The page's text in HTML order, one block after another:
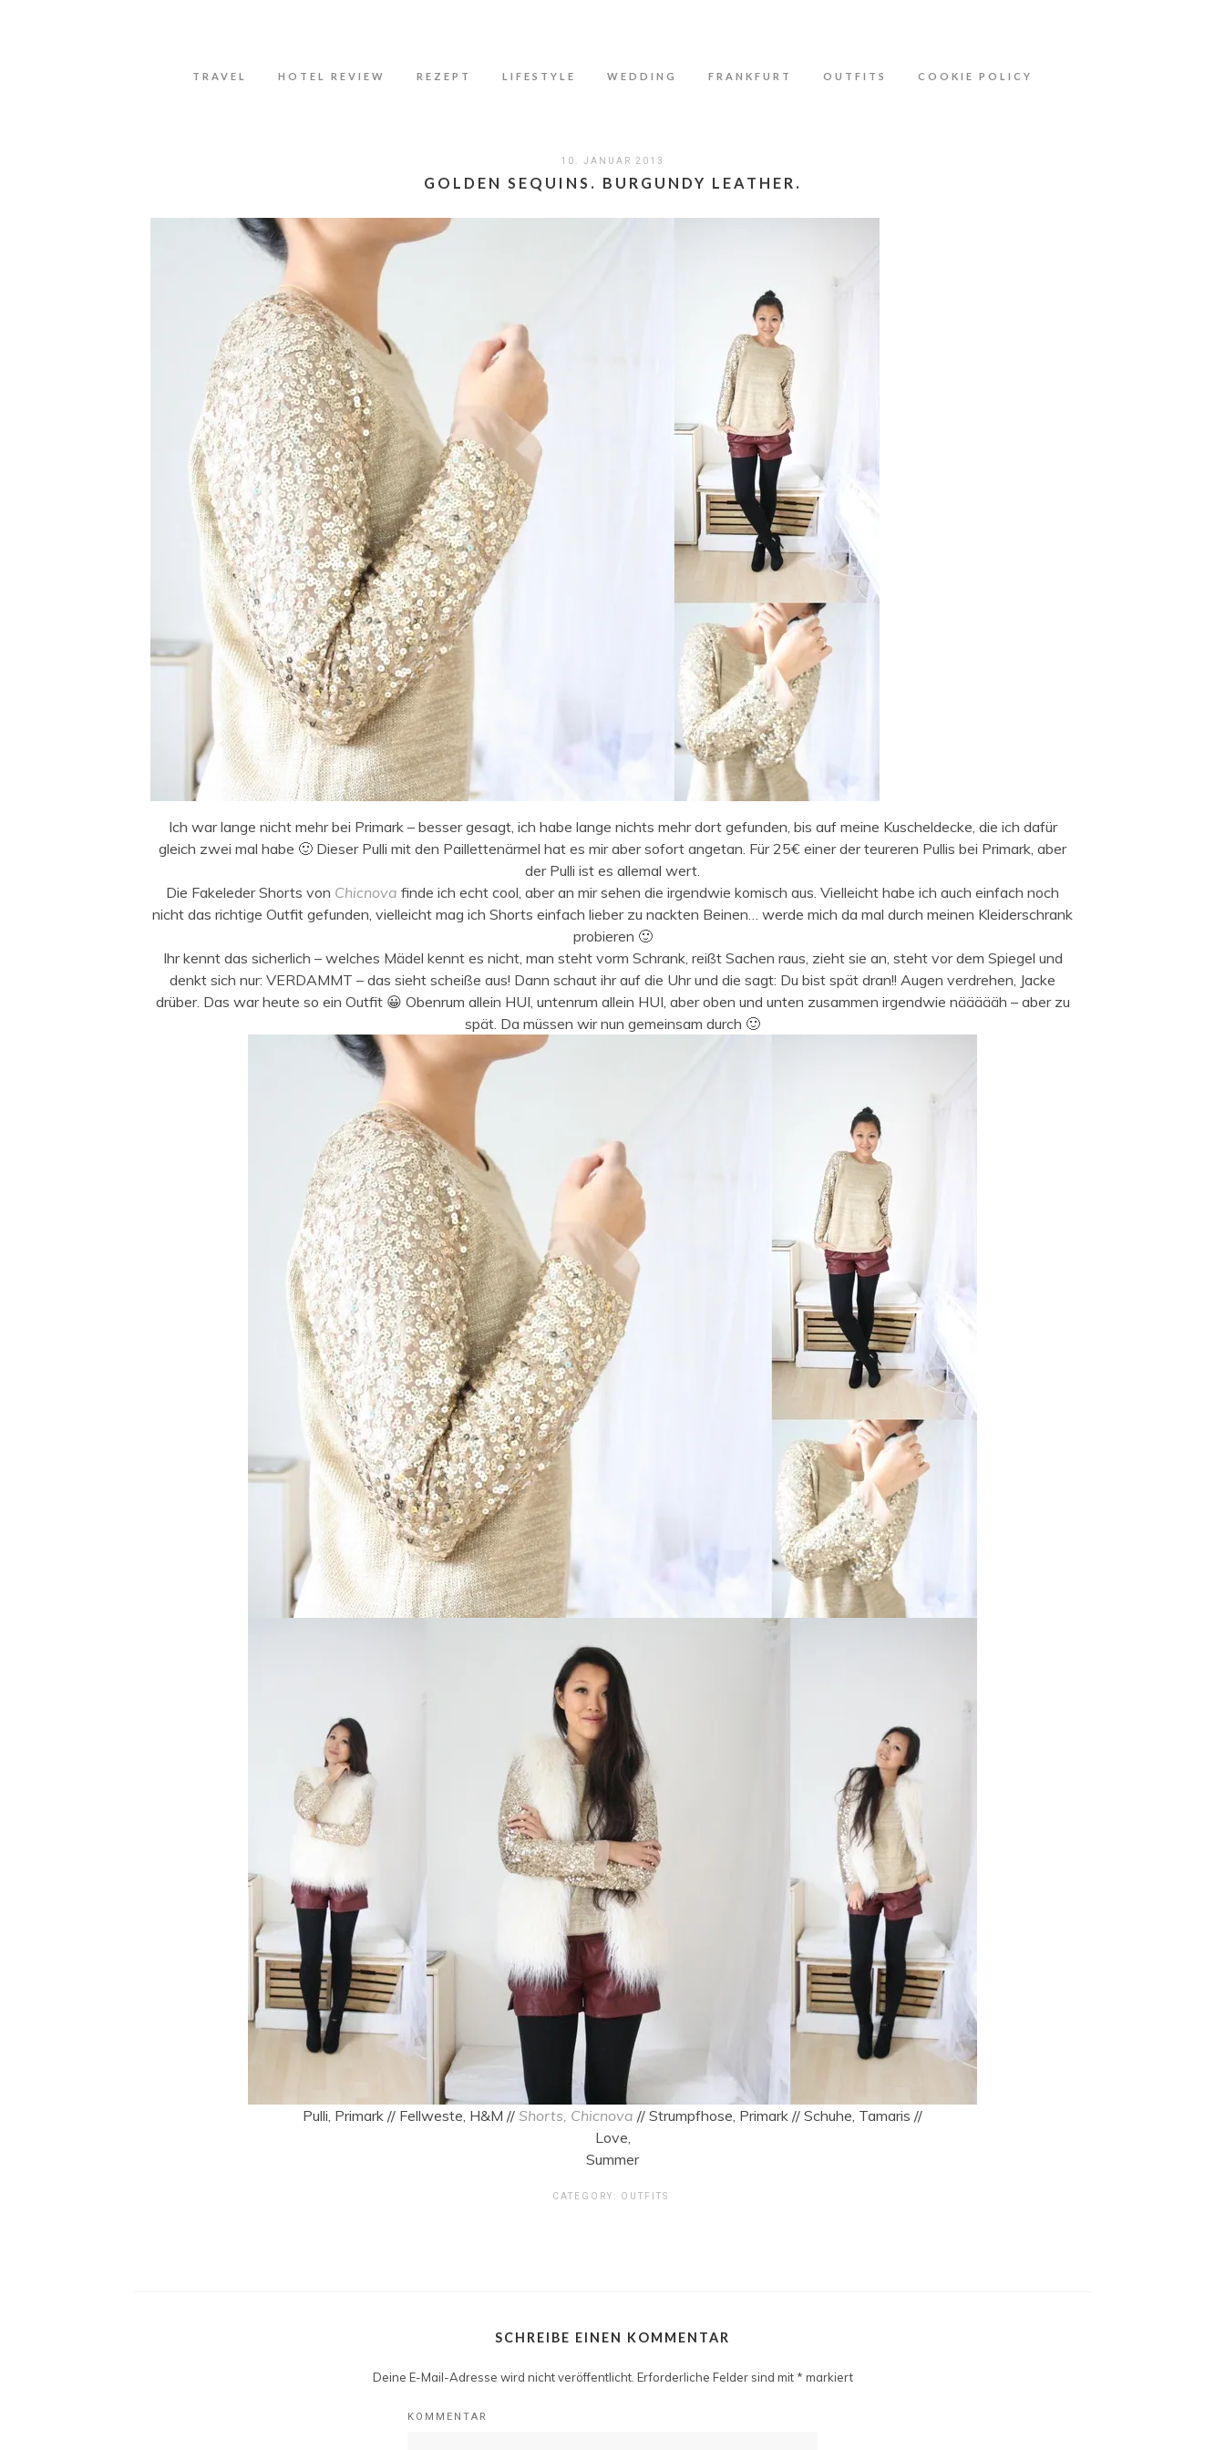
TRAVEL HOTEL REVIEW REZEPT LIFESTYLE WEDDING FRANKFURT OUTFITS COOKIE POLICY
10. JANUAR 2013
GOLDEN SEQUINS. BURGUNDY LEATHER.
Ich war lange nicht mehr bei Primark – besser gesagt, ich habe lange nichts mehr dort gefunden, bis auf meine Kuscheldecke, die ich dafür
gleich zwei mal habe 🙂 Dieser Pulli mit den Paillettenärmel hat es mir aber sofort angetan. Für 25€ einer der teureren Pullis bei Primark, aber
der Pulli ist es allemal wert.
Die Fakeleder Shorts von Chicnova finde ich echt cool, aber an mir sehen die irgendwie komisch aus. Vielleicht habe ich auch einfach noch
nicht das richtige Outfit gefunden, vielleicht mag ich Shorts einfach lieber zu nackten Beinen… werde mich da mal durch meinen Kleiderschrank
probieren 🙂
Ihr kennt das sicherlich – welches Mädel kennt es nicht, man steht vorm Schrank, reißt Sachen raus, zieht sie an, steht vor dem Spiegel und
denkt sich nur: VERDAMMT – das sieht scheiße aus! Dann schaut ihr auf die Uhr und die sagt: Du bist spät dran!! Augen verdrehen, Jacke
drüber. Das war heute so ein Outfit 😀 Obenrum allein HUI, untenrum allein HUI, aber oben und unten zusammen irgendwie näääääh – aber zu
spät. Da müssen wir nun gemeinsam durch 🙂
Pulli, Primark // Fellweste, H&M // Shorts, Chicnova // Strumpfhose, Primark // Schuhe, Tamaris //
Love,
Summer
CATEGORY: OUTFITS
SCHREIBE EINEN KOMMENTAR
Deine E-Mail-Adresse wird nicht veröffentlicht. Erforderliche Felder sind mit * markiert
KOMMENTAR